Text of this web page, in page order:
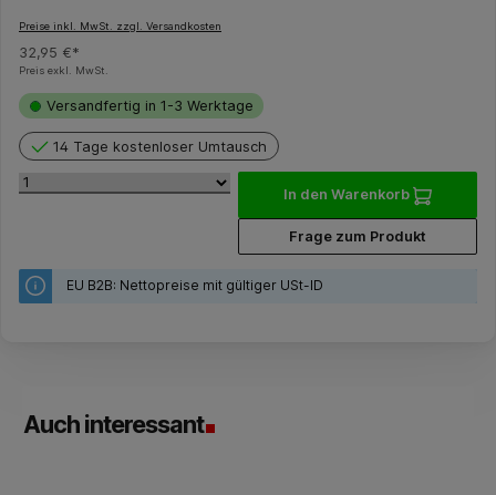
Preise inkl. MwSt. zzgl. Versandkosten
32,95 €*
Preis exkl. MwSt.
Versandfertig in 1-3 Werktage
14 Tage kostenloser Umtausch
In den Warenkorb
Frage zum Produkt
EU B2B: Nettopreise mit gültiger USt-ID
Auch interessant